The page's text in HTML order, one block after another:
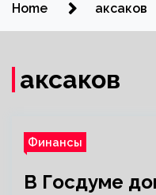
Home аксаков
аксаков
Финансы
В Госдуме